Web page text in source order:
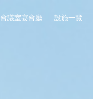
會議室宴會廳 設施一覽